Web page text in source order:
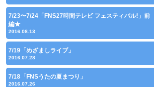
7/23〜7/24「FNS27時間テレビ フェスティバル!」前
編★
2016.08.13
7/19「めざましライブ」
2016.07.28
7/18「FNSうたの夏まつり」
2016.07.26